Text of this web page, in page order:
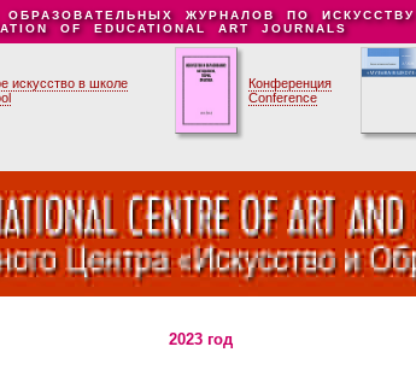
ЖУРНАЛОВ ПО ИСКУССТВУ
OF EDUCATIONAL ART JOURNALS
искусство в школе
Конференция
Conference
2023 год